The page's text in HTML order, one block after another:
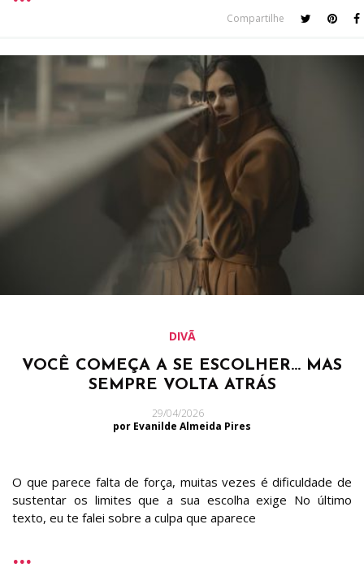
Compartilhe
DIVÃ
VOCÊ COMEÇA A SE ESCOLHER… MAS
SEMPRE VOLTA ATRÁS
29/04/2026
por Evanilde Almeida Pires
O que parece falta de força, muitas vezes é dificuldade de
sustentar os limites que a sua escolha exige No último
texto, eu te falei sobre a culpa que aparece